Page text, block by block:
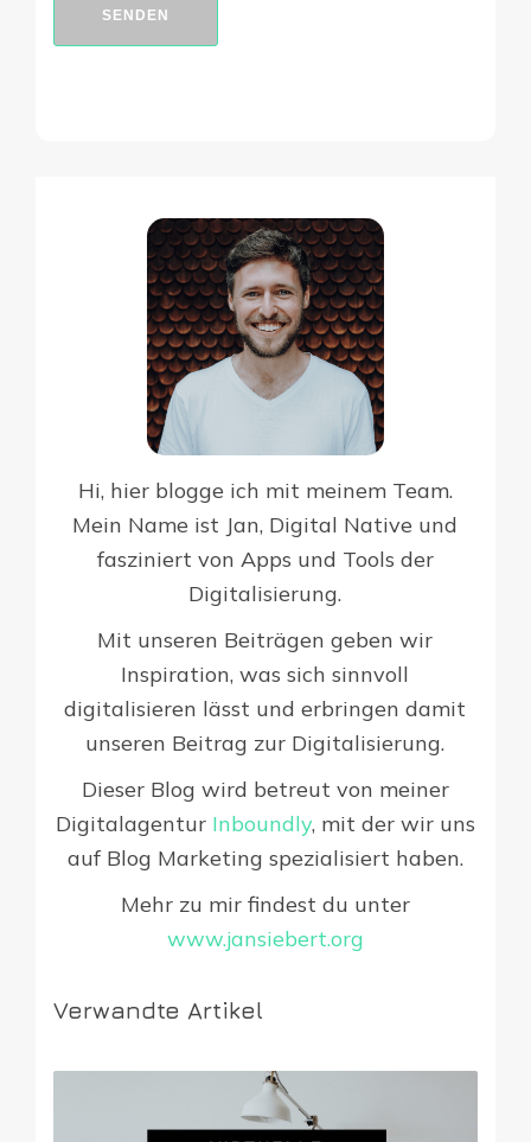
SENDEN
Hi, hier blogge ich mit meinem Team.
Mein Name ist Jan, Digital Native und
fasziniert von Apps und Tools der
Digitalisierung.
Mit unseren Beiträgen geben wir
Inspiration, was sich sinnvoll
digitalisieren lässt und erbringen damit
unseren Beitrag zur Digitalisierung.
Dieser Blog wird betreut von meiner
Digitalagentur Inboundly, mit der wir uns
auf Blog Marketing spezialisiert haben.
Mehr zu mir findest du unter
www.jansiebert.org
Verwandte Artikel